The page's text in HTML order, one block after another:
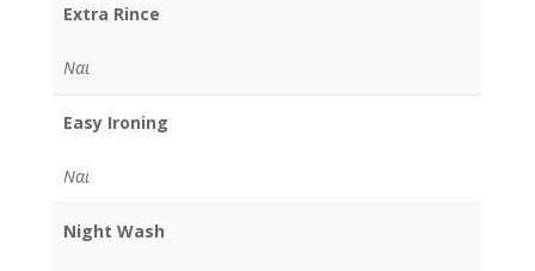
Extra Rince
Ναι
Easy Ironing
Ναι
Night Wash